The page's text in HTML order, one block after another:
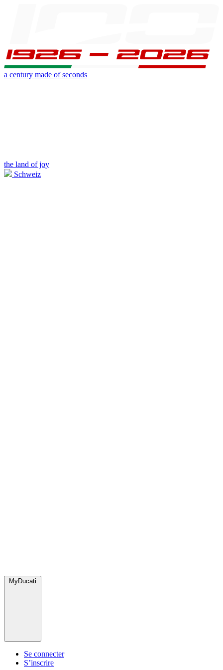
a century made of seconds
the land of joy
Schweiz
MyDucati
Se connecter
S’inscrire